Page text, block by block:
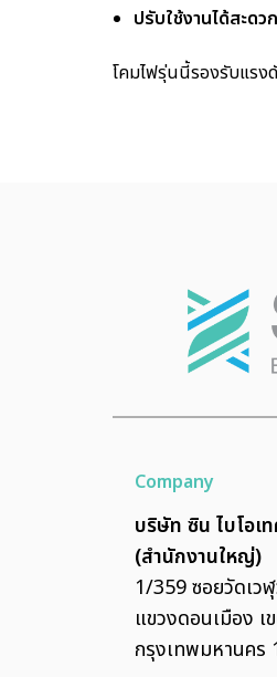
ปรับใช้งานได้สะดว
โคมไฟรุ่นนี้รองรับแรง
Company
บริษัท ซิน ไบโอเ
(สำนักงานใหญ่)
1/359 ซอยวัดเว
แขวงดอนเมือง เ
กรุงเทพมหานคร